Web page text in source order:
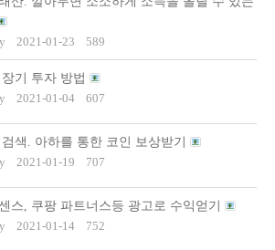
2021-01-23 589
기 투자 방법
2021-01-04 607
색. 아하를 통한 코인 보상받기
2021-01-19 707
스, 쿠팡 파트너스등 광고로 수익얻기
2021-01-14 752